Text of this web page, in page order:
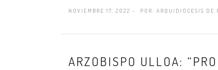
NOVIEMBRE 17, 2022 - POR: ARQUIDIÓCESIS DE
ARZOBISPO ULLOA: